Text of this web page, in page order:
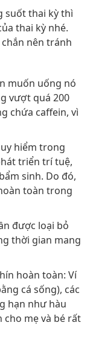
suốt thai kỳ thì
thai kỳ nhé.
nên tránh
muốn uống nó
vượt quá 200
chứa caffein, vì
hiểm trong
triển trí tuệ,
sinh. Do đó,
toàn trong
được loại bỏ
thời gian mang
hoàn toàn: Ví
cá sống), các
hạn như hàu
cho mẹ và bé rất